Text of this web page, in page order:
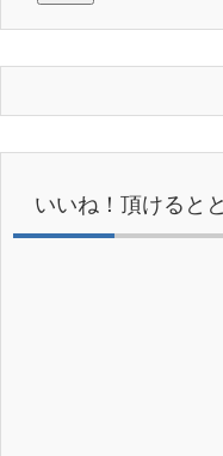
いいね！頂けると